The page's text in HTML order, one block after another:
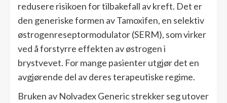
redusere risikoen for tilbakefall av kreft. Det er
den generiske formen av Tamoxifen, en selektiv
østrogenreseptormodulator (SERM), som virker
ved å forstyrre effekten av østrogen i
brystvevet. For mange pasienter utgjør det en
avgjørende del av deres terapeutiske regime.
Bruken av Nolvadex Generic strekker seg utover